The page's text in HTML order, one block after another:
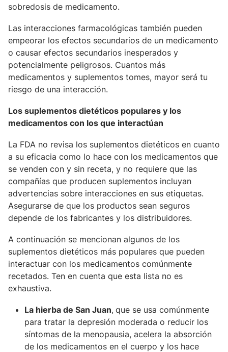
sobredosis de medicamento.
Las interacciones farmacológicas también pueden
empeorar los efectos secundarios de un medicamento
o causar efectos secundarios inesperados y
potencialmente peligrosos. Cuantos más
medicamentos y suplementos tomes, mayor será tu
riesgo de una interacción.
Los suplementos dietéticos populares y los
medicamentos con los que interactúan
La FDA no revisa los suplementos dietéticos en cuanto
a su eficacia como lo hace con los medicamentos que
se venden con y sin receta, y no requiere que las
compañías que producen suplementos incluyan
advertencias sobre interacciones en sus etiquetas.
Asegurarse de que los productos sean seguros
depende de los fabricantes y los distribuidores.
A continuación se mencionan algunos de los
suplementos dietéticos más populares que pueden
interactuar con los medicamentos comúnmente
recetados. Ten en cuenta que esta lista no es
exhaustiva.
La hierba de San Juan, que se usa comúnmente
para tratar la depresión moderada o reducir los
síntomas de la menopausia, acelera la absorción
de los medicamentos en el cuerpo y los hace